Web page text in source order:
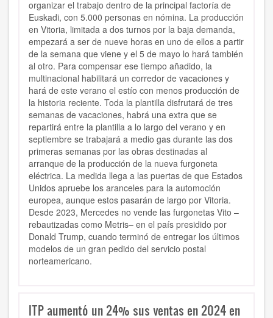
organizar el trabajo dentro de la principal factoría de
Euskadi, con 5.000 personas en nómina. La producción
en Vitoria, limitada a dos turnos por la baja demanda,
empezará a ser de nueve horas en uno de ellos a partir
de la semana que viene y el 5 de mayo lo hará también
al otro. Para compensar ese tiempo añadido, la
multinacional habilitará un corredor de vacaciones y
hará de este verano el estío con menos producción de
la historia reciente. Toda la plantilla disfrutará de tres
semanas de vacaciones, habrá una extra que se
repartirá entre la plantilla a lo largo del verano y en
septiembre se trabajará a medio gas durante las dos
primeras semanas por las obras destinadas al
arranque de la producción de la nueva furgoneta
eléctrica. La medida llega a las puertas de que Estados
Unidos apruebe los aranceles para la automoción
europea, aunque estos pasarán de largo por Vitoria.
Desde 2023, Mercedes no vende las furgonetas Vito –
rebautizadas como Metris– en el país presidido por
Donald Trump, cuando terminó de entregar los últimos
modelos de un gran pedido del servicio postal
norteamericano.
ITP aumentó un 24% sus ventas en 2024 en